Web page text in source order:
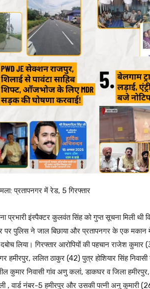
प्रतापनगर में रेड, 5 गिरफ्तार
प्रभारी इंस्पैक्टर कुलवंत सिंह को गुप्त सूचना मिली
पुलिस ने जाल बिछाया और प्रतापनगर के एक मकान
लिया। गिरफ्तार आरोपियों की पहचान राजेश
हमीरपुर, ललित ठाकुर (42) पुत्र होशियार सिंह
कुमार निवासी गांव अणु कलां, डाकघर व जिला
, वार्ड नंबर-5 हमीरपुर और उसकी पत्नी अनु